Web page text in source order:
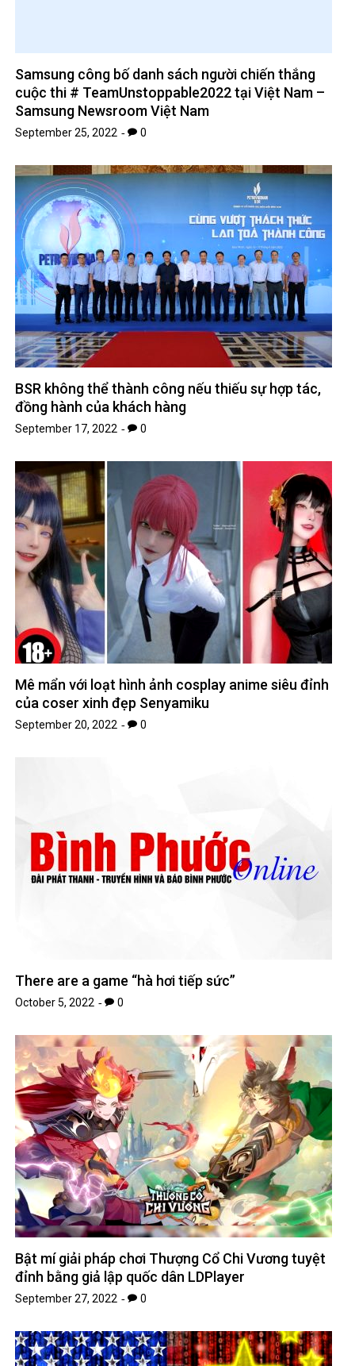
Samsung công bố danh sách người chiến thắng
cuộc thi # TeamUnstoppable2022 tại Việt Nam –
Samsung Newsroom Việt Nam
September 25, 2022 0
BSR không thể thành công nếu thiếu sự hợp tác,
đồng hành của khách hàng
September 17, 2022 0
Mê mẩn với loạt hình ảnh cosplay anime siêu đỉnh
của coser xinh đẹp Senyamiku
September 20, 2022 0
There are a game “hà hơi tiếp sức”
October 5, 2022 0
Bật mí giải pháp chơi Thượng Cổ Chi Vương tuyệt
đỉnh bằng giả lập quốc dân LDPlayer
September 27, 2022 0